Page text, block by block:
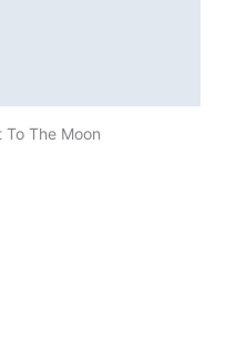
The Moon